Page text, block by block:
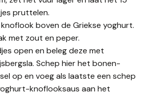
pruttelen.
boven de Griekse yoghurt.
met zout en peper.
open en beleg deze met
Schep hier het bonen-
op en voeg als laatste een schep
knoflooksaus aan het